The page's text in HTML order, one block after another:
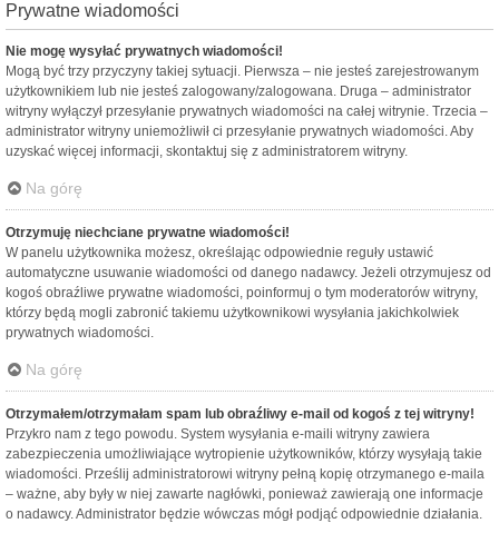
Prywatne wiadomości
Nie mogę wysyłać prywatnych wiadomości!
Mogą być trzy przyczyny takiej sytuacji. Pierwsza – nie jesteś zarejestrowanym
użytkownikiem lub nie jesteś zalogowany/zalogowana. Druga – administrator
witryny wyłączył przesyłanie prywatnych wiadomości na całej witrynie. Trzecia –
administrator witryny uniemożliwił ci przesyłanie prywatnych wiadomości. Aby
uzyskać więcej informacji, skontaktuj się z administratorem witryny.
Na górę
Otrzymuję niechciane prywatne wiadomości!
W panelu użytkownika możesz, określając odpowiednie reguły ustawić
automatyczne usuwanie wiadomości od danego nadawcy. Jeżeli otrzymujesz od
kogoś obraźliwe prywatne wiadomości, poinformuj o tym moderatorów witryny,
którzy będą mogli zabronić takiemu użytkownikowi wysyłania jakichkolwiek
prywatnych wiadomości.
Na górę
Otrzymałem/otrzymałam spam lub obraźliwy e-mail od kogoś z tej witryny!
Przykro nam z tego powodu. System wysyłania e-maili witryny zawiera
zabezpieczenia umożliwiające wytropienie użytkowników, którzy wysyłają takie
wiadomości. Prześlij administratorowi witryny pełną kopię otrzymanego e-maila
– ważne, aby były w niej zawarte nagłówki, ponieważ zawierają one informacje
o nadawcy. Administrator będzie wówczas mógł podjąć odpowiednie działania.